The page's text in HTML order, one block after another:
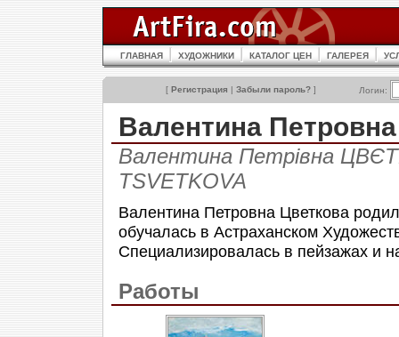
ГЛАВНАЯ ХУДОЖНИКИ КАТАЛОГ ЦЕН ГАЛЕРЕЯ
[ Регистрация | Забыли пароль? ] Логин:
Валентина
Валентина Петрівна
TSVETKOVA
Валентина Петровна Цветкова
обучалась в Астраханском
Специализировалась в пейзажах и
Работы